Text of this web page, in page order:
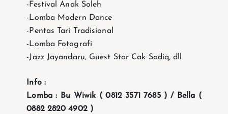
-Festival Anak Soleh
-Lomba Modern Dance
-Pentas Tari Tradisional
-Lomba Fotografi
-Jazz Jayandaru, Guest Star Cak Sodiq, dll
Info :
Lomba : Bu Wiwik ( 0812 3571 7685 ) / Bella (
0882 2820 4902 )